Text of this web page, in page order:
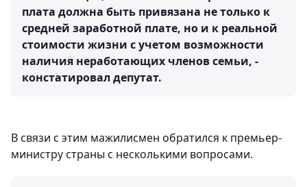
плата должна быть привязана не только к
средней заработной плате, но и к реальной
стоимости жизни с учетом возможности
наличия неработающих членов семьи, -
констатировал депутат.
В связи с этим мажилисмен обратился к премьер-
министру страны с несколькими вопросами.